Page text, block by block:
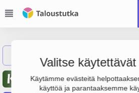
Valitse
Käytämme evästeitä
käyttöä ja parantaaksemme
Kalustetalo